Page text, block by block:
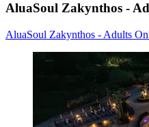
AluaSoul Zakynthos -
AluaSoul Zakynthos - Adults